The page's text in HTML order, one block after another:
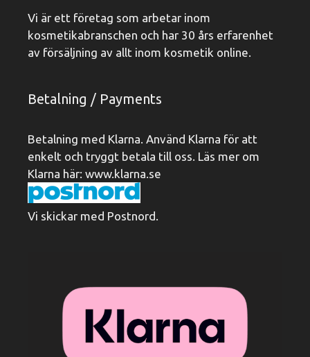
Vi är ett företag som arbetar inom
kosmetikabranschen och har 30 års erfarenhet
av försäljning av allt inom kosmetik online.
Betalning / Payments
Betalning med Klarna. Använd Klarna för att
enkelt och tryggt betala till oss. Läs mer om
Klarna här: www.klarna.se
Vi skickar med Postnord.